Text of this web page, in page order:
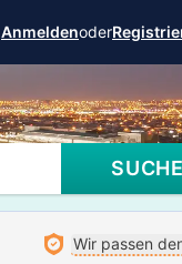
Anmeldenoder
Wir passen